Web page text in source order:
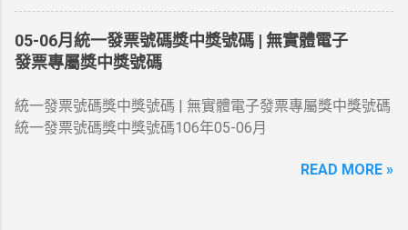
352 、 672 、 731 、 214 同期統一發票收執聯末3 位數號
碼與上列號碼相同者各得獎金 2 百元 領獎期間自105年10
05-06月統一發票號碼獎中獎號碼 | 無實體電子
發票專屬獎中獎號碼
統一發票號碼獎中獎號碼 | 無實體電子發票專屬獎中獎號碼
統一發票號碼獎中獎號碼106年05-06月
READ MORE »